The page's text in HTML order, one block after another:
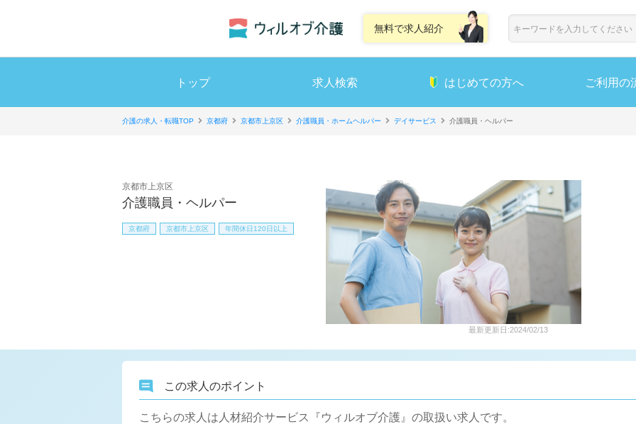
無料で求人紹介
トップ 求人検索 はじめての方へ ご利用の
介護の求人・転職TOP 京都府 京都市上京区 介護職員・ホームヘルパー デイサービス 介護職員・ヘルパー
介護職員・ヘルパー
京都市上京区
京都府 京都市上京区 年間休日120日以上
最新更新日:2024/02/13
この求人のポイント
こちらの求人は人材紹介サービス『ウィルオブ介護』の取扱い求人です。